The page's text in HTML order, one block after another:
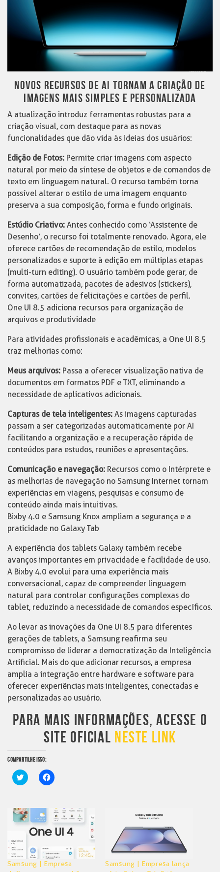
NOVOS RECURSOS DE AI TORNAM A CRIAÇÃO DE
IMAGENS MAIS SIMPLES E PERSONALIZADA
A atualização introduz ferramentas robustas para a
criação visual, com destaque para as novas
funcionalidades que dão vida às ideias dos usuários:
Edição de Fotos: Permite criar imagens com aspecto
natural por meio da síntese de objetos e de comandos de
texto em linguagem natural. O recurso também torna
possível alterar o estilo de uma imagem enquanto
preserva a sua composição, forma e fundo originais.
Estúdio Criativo: Antes conhecido como ‘Assistente de
Desenho’, o recurso foi totalmente renovado. Agora, ele
oferece cartões de recomendação de estilo, modelos
personalizados e suporte à edição em múltiplas etapas
(multi-turn editing). O usuário também pode gerar, de
forma automatizada, pacotes de adesivos (stickers),
convites, cartões de felicitações e cartões de perfil.
One UI 8.5 adiciona recursos para organização de
arquivos e produtividade
Para atividades profissionais e acadêmicas, a One UI 8.5
traz melhorias como:
Meus arquivos: Passa a oferecer visualização nativa de
documentos em formatos PDF e TXT, eliminando a
necessidade de aplicativos adicionais.
Capturas de tela inteligentes: As imagens capturadas
passam a ser categorizadas automaticamente por AI
facilitando a organização e a recuperação rápida de
conteúdos para estudos, reuniões e apresentações.
Comunicação e navegação: Recursos como o Intérprete e
as melhorias de navegação no Samsung Internet tornam
experiências em viagens, pesquisas e consumo de
conteúdo ainda mais intuitivas.
Bixby 4.0 e Samsung Knox ampliam a segurança e a
praticidade no Galaxy Tab
A experiência dos tablets Galaxy também recebe
avanços importantes em privacidade e facilidade de uso.
A Bixby 4.0 evolui para uma experiência mais
conversacional, capaz de compreender linguagem
natural para controlar configurações complexas do
tablet, reduzindo a necessidade de comandos específicos.
Ao levar as inovações da One UI 8.5 para diferentes
gerações de tablets, a Samsung reafirma seu
compromisso de liderar a democratização da Inteligência
Artificial. Mais do que adicionar recursos, a empresa
amplia a integração entre hardware e software para
oferecer experiências mais inteligentes, conectadas e
personalizadas ao usuário.
PARA MAIS INFORMAÇÕES, ACESSE O
SITE OFICIAL NESTE LINK
COMPARTILHE ISSO:
Clique
para
em
nova
janela)
Clique
para
em
nova
janela)
Samsung | Empresa
Samsung | Empresa lança